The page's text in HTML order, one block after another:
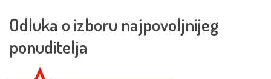
Odluka o izboru najpovoljnijeg
ponuditelja